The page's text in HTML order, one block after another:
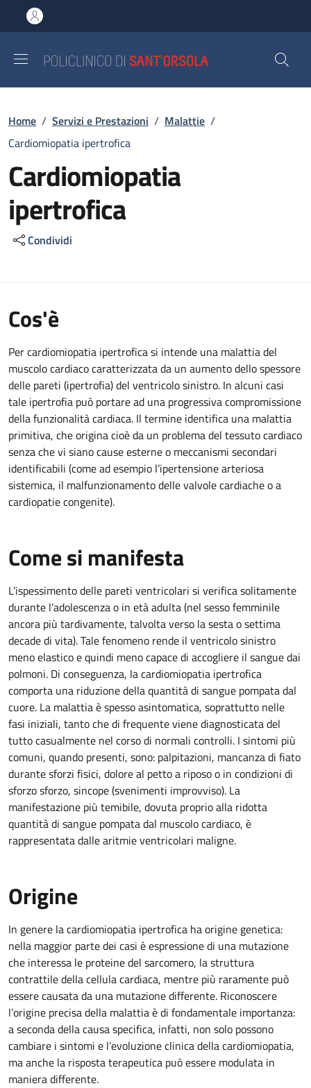
al contenuto principale
to footer content
Briciole di pane
Home / Servizi e Prestazioni / Malattie /
Cardiomiopatia ipertrofica
Cardiomiopatia
ipertrofica
Condividi
Cos'è
Per cardiomiopatia ipertrofica si intende una malattia del
muscolo cardiaco caratterizzata da un aumento dello spessore
delle pareti (ipertrofia) del ventricolo sinistro. In alcuni casi
tale ipertrofia può portare ad una progressiva compromissione
della funzionalità cardiaca. Il termine identifica una malattia
primitiva, che origina cioè da un problema del tessuto cardiaco
senza che vi siano cause esterne o meccanismi secondari
identificabili (come ad esempio l’ipertensione arteriosa
sistemica, il malfunzionamento delle valvole cardiache o a
cardiopatie congenite).
Come si manifesta
L’ispessimento delle pareti ventricolari si verifica solitamente
durante l’adolescenza o in età adulta (nel sesso femminile
ancora più tardivamente, talvolta verso la sesta o settima
decade di vita). Tale fenomeno rende il ventricolo sinistro
meno elastico e quindi meno capace di accogliere il sangue dai
polmoni. Di conseguenza, la cardiomiopatia ipertrofica
comporta una riduzione della quantità di sangue pompata dal
cuore. La malattia è spesso asintomatica, soprattutto nelle
fasi iniziali, tanto che di frequente viene diagnosticata del
tutto casualmente nel corso di normali controlli. I sintomi più
comuni, quando presenti, sono: palpitazioni, mancanza di fiato
durante sforzi fisici, dolore al petto a riposo o in condizioni di
sforzo sforzo, sincope (svenimenti improvviso). La
manifestazione più temibile, dovuta proprio alla ridotta
quantità di sangue pompata dal muscolo cardiaco, è
rappresentata dalle aritmie ventricolari maligne.
Origine
In genere la cardiomiopatia ipertrofica ha origine genetica:
nella maggior parte dei casi è espressione di una mutazione
che interessa le proteine del sarcomero, la struttura
contrattile della cellula cardiaca, mentre più raramente può
essere causata da una mutazione differente. Riconoscere
l’origine precisa della malattia è di fondamentale importanza:
a seconda della causa specifica, infatti, non solo possono
cambiare i sintomi e l’evoluzione clinica della cardiomiopatia,
ma anche la risposta terapeutica può essere modulata in
maniera differente.